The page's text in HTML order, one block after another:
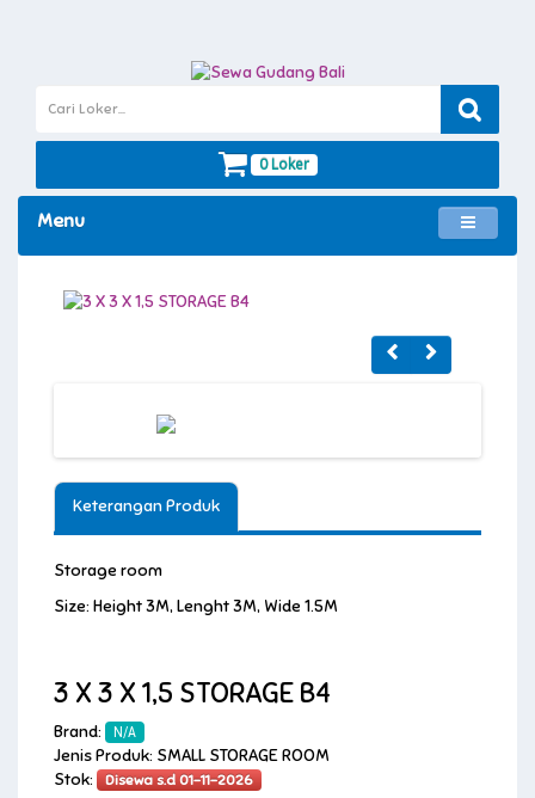
0 Loker
Menu
Keterangan Produk
Storage room
Size: Height 3M, Lenght 3M, Wide 1.5M
3 X 3 X 1,5 STORAGE B4
Brand: N/A
Jenis Produk: SMALL STORAGE ROOM
Stok:
Disewa s.d 01-11-2026